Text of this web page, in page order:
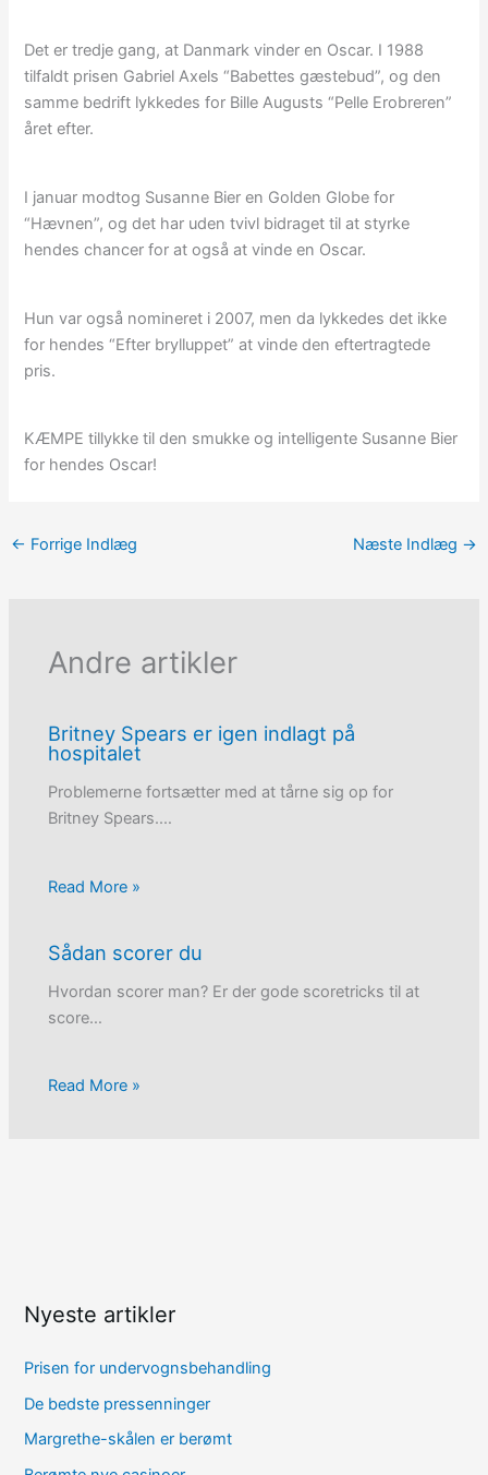
Det er tredje gang, at Danmark vinder en Oscar. I 1988
tilfaldt prisen Gabriel Axels “Babettes gæstebud”, og den
samme bedrift lykkedes for Bille Augusts “Pelle Erobreren”
året efter.
I januar modtog Susanne Bier en Golden Globe for
“Hævnen”, og det har uden tvivl bidraget til at styrke
hendes chancer for at også at vinde en Oscar.
Hun var også nomineret i 2007, men da lykkedes det ikke
for hendes “Efter brylluppet” at vinde den eftertragtede
pris.
KÆMPE tillykke til den smukke og intelligente Susanne Bier
for hendes Oscar!
← Forrige Indlæg Næste Indlæg →
Andre artikler
Britney Spears er igen indlagt på
hospitalet
Problemerne fortsætter med at tårne sig op for
Britney Spears.…
Read More »
Sådan scorer du
Hvordan scorer man? Er der gode scoretricks til at
score…
Read More »
Nyeste artikler
Prisen for undervognsbehandling
De bedste pressenninger
Margrethe-skålen er berømt